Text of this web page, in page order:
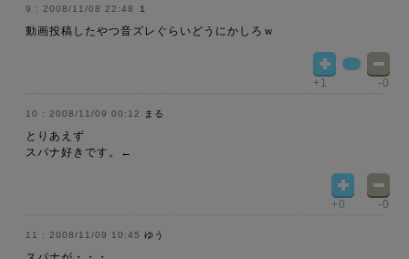
2008/11/08 22:48 １
動画投稿したやつ音ズレぐらいどうにかしろｗ
+1 -0
2008/11/09 00:12 まる
とりあえず
スパナ好きです。←
+0 -0
2008/11/09 10:45 ゆう